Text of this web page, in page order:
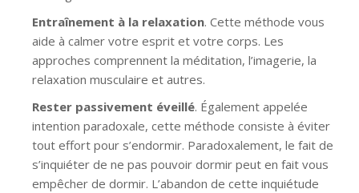
Entraînement à la relaxation. Cette méthode vous
aide à calmer votre esprit et votre corps. Les
approches comprennent la méditation, l’imagerie, la
relaxation musculaire et autres.
Rester passivement éveillé. Également appelée
intention paradoxale, cette méthode consiste à éviter
tout effort pour s’endormir. Paradoxalement, le fait de
s’inquiéter de ne pas pouvoir dormir peut en fait vous
empêcher de dormir. L’abandon de cette inquiétude